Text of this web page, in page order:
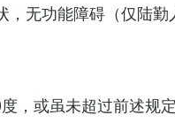
，无功能障碍（仅陆勤
，或虽未超过前述规